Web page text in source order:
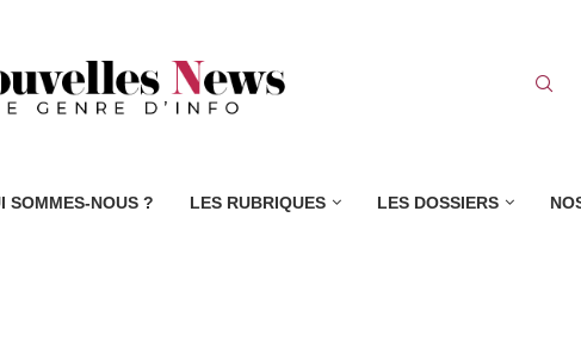
SOMMES-NOUS ? LES RUBRIQUES LES DOSSIERS